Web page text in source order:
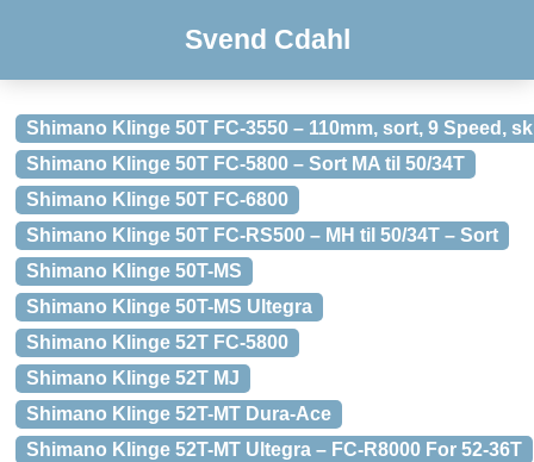
Svend Cdahl
Shimano Klinge 50T FC-3550 – 110mm, sort, 9 Speed,
Shimano Klinge 50T FC-5800 – Sort MA til 50/34T
Shimano Klinge 50T FC-6800
Shimano Klinge 50T FC-RS500 – MH til 50/34T – Sort
Shimano Klinge 50T-MS
Shimano Klinge 50T-MS Ultegra
Shimano Klinge 52T FC-5800
Shimano Klinge 52T MJ
Shimano Klinge 52T-MT Dura-Ace
Shimano Klinge 52T-MT Ultegra – FC-R8000 For 52-36T